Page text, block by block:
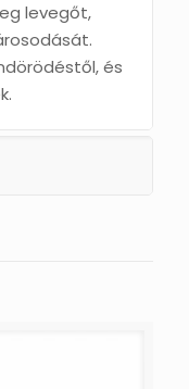
levegőt,
és